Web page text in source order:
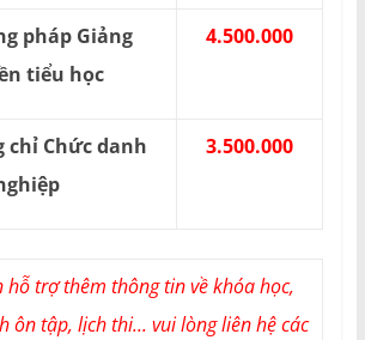
pháp Giảng
tiểu học
4.500.000
chỉ Chức danh
3.500.000
hỗ trợ thêm thông tin về khóa học,
ôn tập, lịch thi... vui lòng liên hệ các